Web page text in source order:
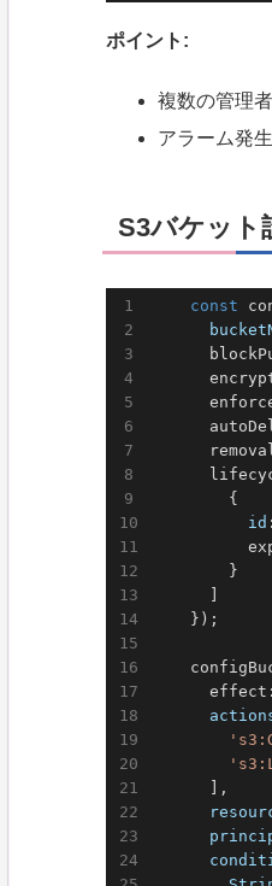
ポイント:
複数の管理
アラーム発
S3バケット
const
        {
id
        }
    });
      ],